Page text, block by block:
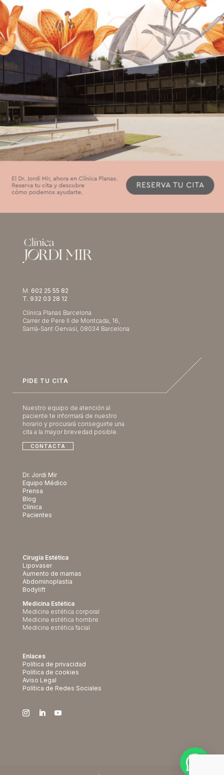
M. 602 25 55 82
T. 932 03 28 12
Clínica Planas Barcelona
Carrer de Pere II de Montcada, 16,
Sarrià-Sant Gervasi, 08034 Barcelona
PIDE TU CITA
Nuestro equipo de atención al
paciente te informará de nuestro
horario y procurará conseguirte una
cita a la mayor brevedad posible.
CONTACTA
Dr. Jordi Mir
Equipo Médico
Prensa
Blog
Clínica
Pacientes
Cirugía Estética
Lipovaser
Aumento de mamas
Abdominoplastia
Bodylift
Medicina Estética
Medicina estética corporal
Medicina estética hombre
Medicina estética facial
Enlaces
Política de privacidad
Política de cookies
Aviso Legal
Política de Redes Sociales